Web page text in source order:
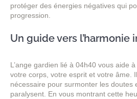
protéger des énergies négatives qui
progression.
Un guide vers l’harmonie
L’ange gardien lié à 04h40 vous aide
votre corps, votre esprit et votre âme.
nécessaire pour surmonter les doutes
paralysent. En vous montrant cette